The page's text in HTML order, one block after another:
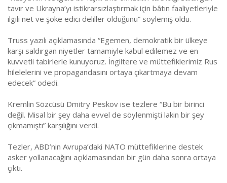
tavır ve Ukrayna’yı istikrarsızlaştırmak için bâtın faaliyetleriyle
ilgili net ve şoke edici deliller olduğunu” söylemiş oldu.
Truss yazılı açıklamasında “Egemen, demokratik bir ülkeye
karşı saldırgan niyetler tamamiyle kabul edilemez ve en
kuvvetli tabirlerle kunuyoruz. İngiltere ve müttefiklerimiz Rus
hilelelerini ve propagandasını ortaya çıkartmaya devam
edecek” odedi.
Kremlin Sözcüsü Dmitry Peskov ise tezlere “Bu bir birinci
değil. Misal bir şey daha evvel de söylenmişti lakin bir şey
çıkmamıştı” karşılığını verdi.
Tezler, ABD’nin Avrupa’daki NATO müttefiklerine destek
asker yollanacağını açıklamasından bir gün daha sonra ortaya
çıktı.